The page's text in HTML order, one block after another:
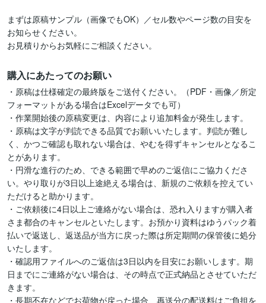
まずは原稿サンプル（画像でもOK）／セル数やページ数の目安を
お知らせください。
お見積りからお気軽にご相談ください。
購入にあたってのお願い
・原稿は仕様確定の最終版をご送付ください。（PDF・画像／所定
フォーマットがある場合はExcelデータでも可）
・作業開始後の原稿変更は、内容により追加料金が発生します。
・原稿は文字が判読できる品質でお願いいたします。判読が難し
く、かつご確認も取れない場合は、やむを得ずキャンセルとなるこ
とがあります。
・円滑な進行のため、できる範囲で早めのご返信にご協力くださ
い。やり取りが3日以上途絶える場合は、新規のご依頼を控えてい
ただけると助かります。
・ご依頼後に4日以上ご連絡がない場合は、恐れ入りますが購入者
さま都合のキャンセルといたします。お預かり資料はゆうパック着
払いで返送し、返送品が当方に戻った際は所定期間の保管後に処分
いたします。
・確認用ファイルへのご返信は3日以内を目安にお願いします。期
日までにご連絡がない場合は、その時点で正式納品とさせていただ
きます。
・長期不在などでお荷物が戻った場合、再送分の配送料はご負担を